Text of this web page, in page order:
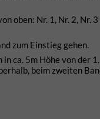
Nr. 1, Nr. 2, Nr. 3
zum Einstieg gehen.
ca. 5m Höhe von der
beim zweiten